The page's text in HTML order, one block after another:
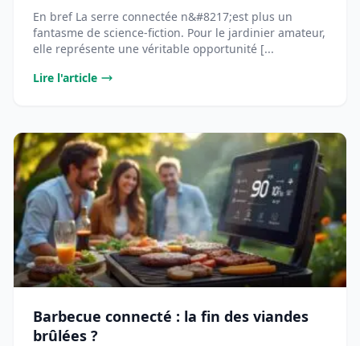
En bref La serre connectée n&#8217;est plus un
fantasme de science-fiction. Pour le jardinier amateur,
elle représente une véritable opportunité [...
Lire l'article
Barbecue connecté : la fin des viandes
brûlées ?